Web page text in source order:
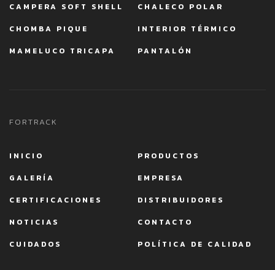
CAMPERA SOFT SHELL
CHALECO POLAR
CHOMBA PIQUE
INTERIOR TÉRMICO
MAMELUCO TRICAPA
PANTALÓN
FORTRACK
INICIO
PRODUCTOS
GALERÍA
EMPRESA
CERTIFICACIONES
DISTRIBUIDORES
NOTICIAS
CONTACTO
CUIDADOS
POLÍTICA DE CALIDAD